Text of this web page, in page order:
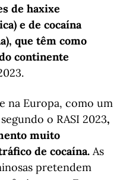
de haxixe
e de cocaína
que têm como
continente
na Europa, como um
o RASI 2023,
muito
de cocaína. As
pretendem